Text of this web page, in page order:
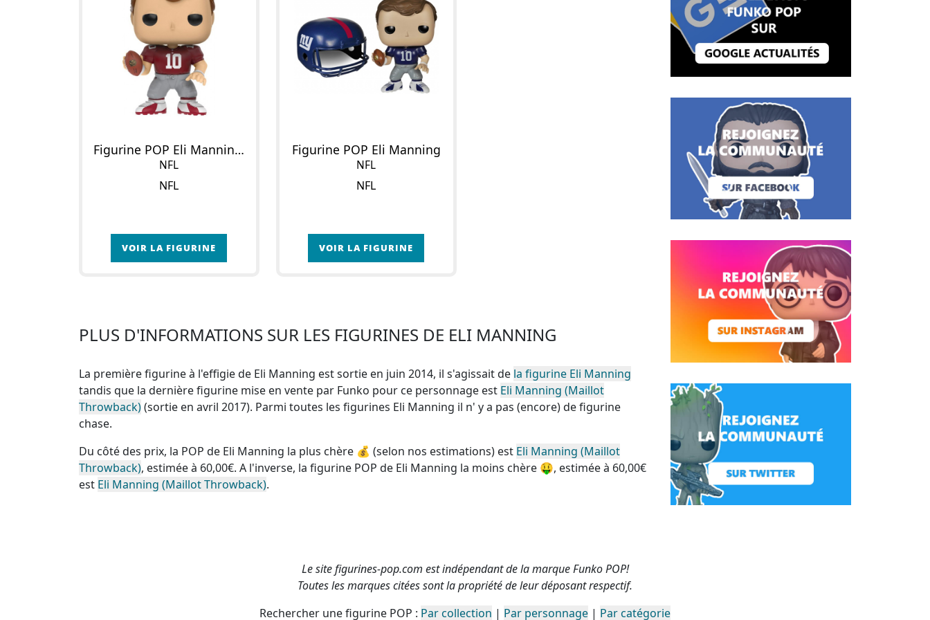
Figurine POP Eli Manning (Maillot Throwback)
NFL
NFL
VOIR LA FIGURINE
Figurine POP Eli Manning
NFL
NFL
VOIR LA FIGURINE
PLUS D'INFORMATIONS SUR LES FIGURINES DE ELI MANNING
La première figurine à l'effigie de Eli Manning est sortie en juin 2014, il s'agissait de la figurine Eli Manning
tandis que la dernière figurine mise en vente par Funko pour ce personnage est Eli Manning (Maillot
Throwback)(sortie en avril 2017). Parmi toutes les figurines Eli Manning il n' y a pas (encore) de figurine
chase.
Du côté des prix, la POP de Eli Manning la plus chère 💰 (selon nos estimations) est Eli Manning (Maillot
Throwback), estimée à 60,00€. A l'inverse, la figurine POP de Eli Manning la moins chère 🤑, estimée à 60,00€
est Eli Manning (Maillot Throwback).
Le site figurines-pop.com est indépendant de la marque Funko POP!
Toutes les marques citées sont la propriété de leur déposant respectif.
Rechercher une figurine POP : Par collection | Par personnage | Par catégorie